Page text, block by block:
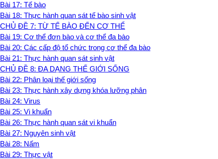
Bài 17: Tế bào
Bài 18: Thực hành quan sát tế bào sinh vật
CHỦ ĐỀ 7: TỪ TẾ BÀO ĐẾN CƠ THỂ
Bài 19: Cơ thể đơn bào và cơ thể đa bào
Bài 20: Các cấp độ tổ chức trong cơ thể đa bào
Bài 21: Thực hành quan sát sinh vật
CHỦ ĐỀ 8: ĐA DẠNG THẾ GIỚI SỐNG
Bài 22: Phân loại thế giới sống
Bài 23: Thực hành xây dựng khóa lưỡng phân
Bài 24: Virus
Bài 25: Vi khuẩn
Bài 26: Thực hành quan sát vi khuẩn
Bài 27: Nguyên sinh vật
Bài 28: Nấm
Bài 29: Thực vật